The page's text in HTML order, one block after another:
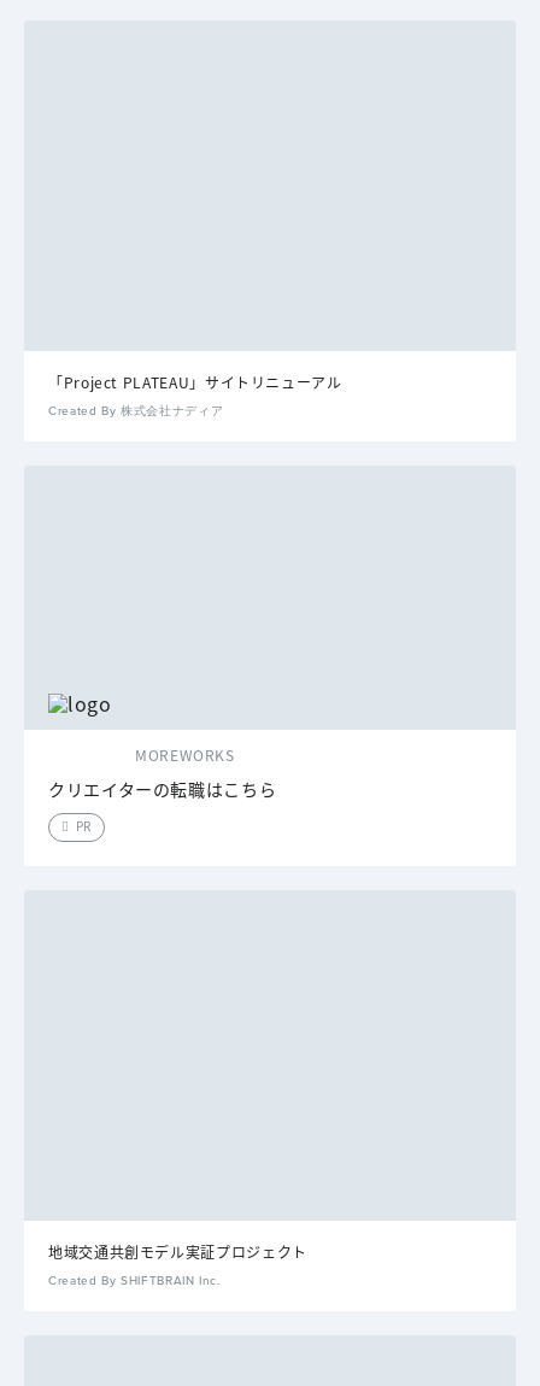
「Project PLATEAU」サイトリニューアル
Created By 株式会社ナディア
MOREWORKS
クリエイターの転職はこちら
PR
地域交通共創モデル実証プロジェクト
Created By SHIFTBRAIN Inc.